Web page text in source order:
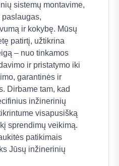
sistemų montavime,
ir kokybę. Mūsų
patirtį, užtikrina
– nuo tinkamos
ir pristatymo iki
garantinės ir
Dirbame tam, kad
inžinerinių
visapusišką
sprendimų veikimą.
patikimais
Jūsų inžinerinių